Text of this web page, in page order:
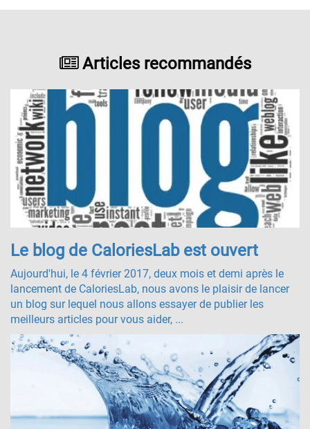
Articles recommandés
Le blog de CaloriesLab est ouvert
Aujourd'hui, le 4 février 2017, deux mois et demi après le
lancement de CaloriesLab, nous avons le plaisir de lancer
un blog sur lequel nous allons essayer de publier les
meilleurs articles pour vous aider, ...